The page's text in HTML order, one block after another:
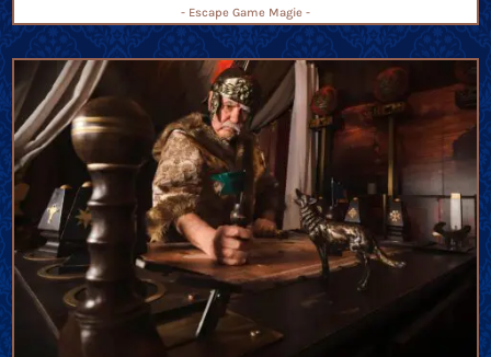
- Escape Game Magie -